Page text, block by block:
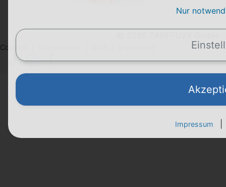
Cookies
Nur
Impressum